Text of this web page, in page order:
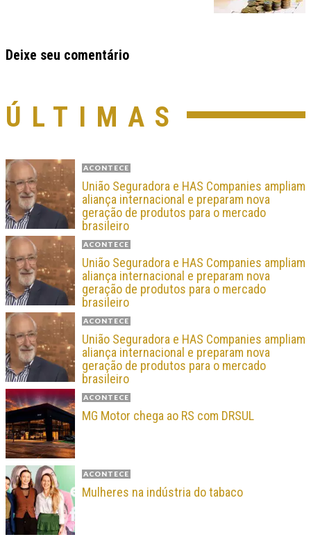
Deixe seu comentário
ÚLTIMAS
ACONTECE
União Seguradora e HAS Companies ampliam
aliança internacional e preparam nova
geração de produtos para o mercado
brasileiro
ACONTECE
União Seguradora e HAS Companies ampliam
aliança internacional e preparam nova
geração de produtos para o mercado
brasileiro
ACONTECE
União Seguradora e HAS Companies ampliam
aliança internacional e preparam nova
geração de produtos para o mercado
brasileiro
ACONTECE
MG Motor chega ao RS com DRSUL
ACONTECE
Mulheres na indústria do tabaco